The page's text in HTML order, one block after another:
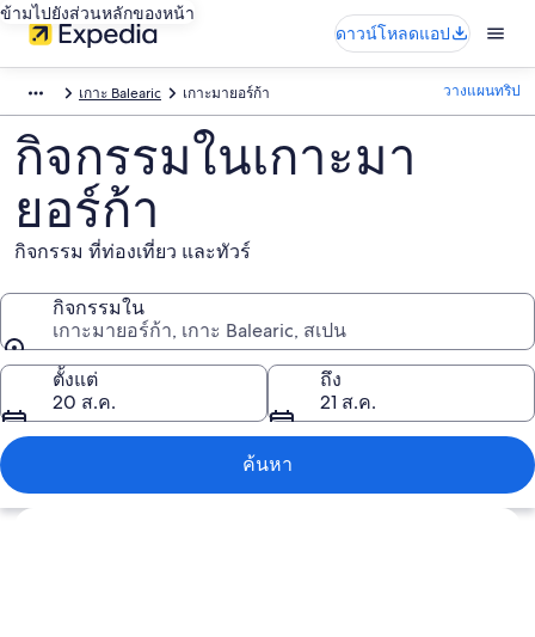
ข้ามไปยังส่วนหลักของหน้า
ดาวน์โหลดแอป
เกาะ Balearic เกาะมายอร์ก้า วางแผนทริป
กิจกรรมในเกาะมา
ยอร์ก้า
กิจกรรม ที่ท่องเที่ยว และทัวร์
กิจกรรมใน
เกาะมายอร์ก้า, เกาะ Balearic, สเปน
กิจกรรมใน
ตั้งแต่
20 ส.ค.
ถึง
21 ส.ค.
ค้นหา